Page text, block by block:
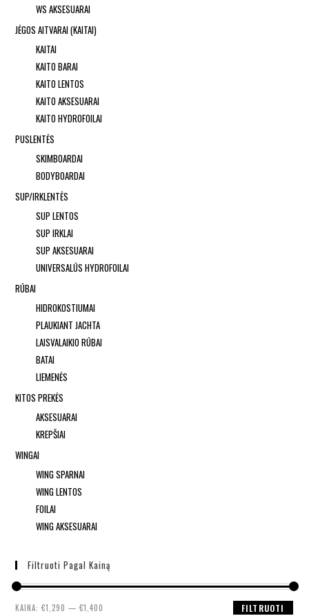
WS AKSESUARAI
JĖGOS AITVARAI (KAITAI)
KAITAI
KAITO BARAI
KAITO LENTOS
KAITO AKSESUARAI
KAITO HYDROFOILAI
PUSLENTĖS
SKIMBOARDAI
BODYBOARDAI
SUP/IRKLENTĖS
SUP LENTOS
SUP IRKLAI
SUP AKSESUARAI
UNIVERSALŪS HYDROFOILAI
RŪBAI
HIDROKOSTIUMAI
PLAUKIANT JACHTA
LAISVALAIKIO RŪBAI
BATAI
LIEMENĖS
KITOS PREKĖS
AKSESUARAI
KREPŠIAI
WINGAI
WING SPARNAI
WING LENTOS
FOILAI
WING AKSESUARAI
Filtruoti Pagal Kainą
FILTRUOTI
KAINA:€1,290 —€1,400